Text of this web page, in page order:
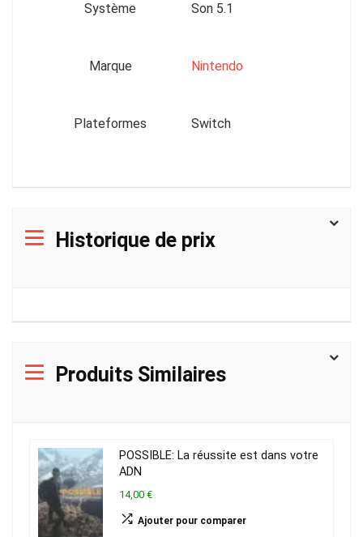
Système Son 5.1
Marque Nintendo
Plateformes Switch
Historique de prix
Produits Similaires
POSSIBLE: La réussite est dans votre
ADN
14,00 €
Ajouter pour comparer